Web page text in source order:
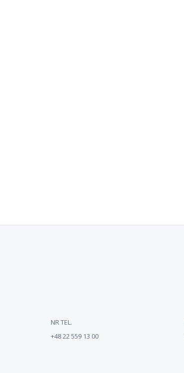
NR TEL.
+48 22 559 13 00